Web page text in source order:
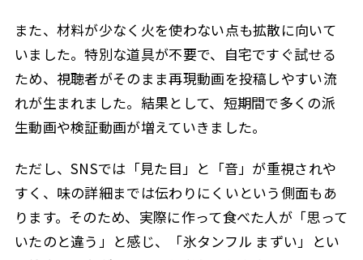
また、材料が少なく火を使わない点も拡散に向いて
いました。特別な道具が不要で、自宅ですぐ試せる
ため、視聴者がそのまま再現動画を投稿しやすい流
れが生まれました。結果として、短期間で多くの派
生動画や検証動画が増えていきました。
ただし、SNSでは「見た目」と「音」が重視されや
すく、味の詳細までは伝わりにくいという側面もあ
ります。そのため、実際に作って食べた人が「思って
いたのと違う」と感じ、「氷タンフル まずい」とい